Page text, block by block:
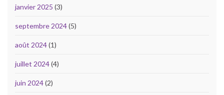
janvier 2025 (3)
septembre 2024(5)
août 2024(1)
juillet 2024(4)
juin 2024(2)